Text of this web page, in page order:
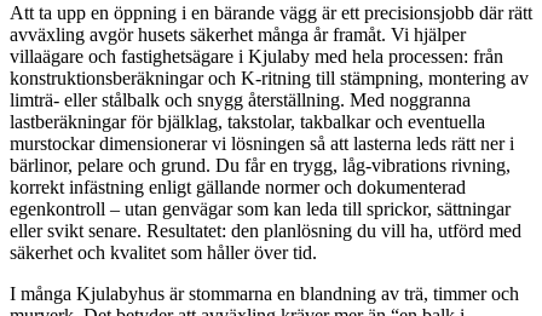
Att ta upp en öppning i en bärande vägg är ett precisionsjobb där rätt
avväxling avgör husets säkerhet många år framåt. Vi hjälper
villaägare och fastighetsägare i Kjulaby med hela processen: från
konstruktionsberäkningar och K-ritning till stämpning, montering av
limträ- eller stålbalk och snygg återställning. Med noggranna
lastberäkningar för bjälklag, takstolar, takbalkar och eventuella
murstockar dimensionerar vi lösningen så att lasterna leds rätt ner i
bärlinor, pelare och grund. Du får en trygg, låg-vibrations rivning,
korrekt infästning enligt gällande normer och dokumenterad
egenkontroll – utan genvägar som kan leda till sprickor, sättningar
eller svikt senare. Resultatet: den planlösning du vill ha, utförd med
säkerhet och kvalitet som håller över tid.
I många Kjulabyhus är stommarna en blandning av trä, timmer och